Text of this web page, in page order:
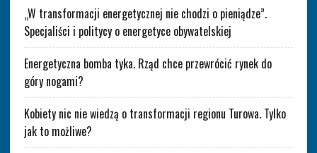
„W transformacji energetycznej nie chodzi o pieniądze”.
Specjaliści i politycy o energetyce obywatelskiej
Energetyczna bomba tyka. Rząd chce przewrócić rynek do
góry nogami?
Kobiety nic nie wiedzą o transformacji regionu Turowa. Tylko
jak to możliwe?